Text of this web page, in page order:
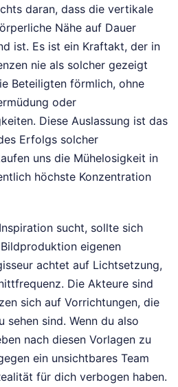
daran, dass die vertikale
Nähe auf Dauer
ist. Es ist ein Kraftakt, der in
nie als solcher gezeigt
Beteiligten förmlich, ohne
oder
Diese Auslassung ist das
Erfolgs solcher
uns die Mühelosigkeit in
höchste Konzentration
sucht, sollte sich
eigenen
achtet auf Lichtsetzung,
Die Akteure sind
sich auf Vorrichtungen, die
sind. Wenn du also
nach diesen Vorlagen zu
ein unsichtbares Team
für dich verbogen haben.